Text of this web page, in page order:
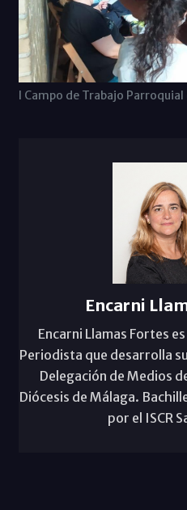
I Campo de Trabajo Parroquial
Encarni
Encarni Llamas Fortes
Periodista que desarrolla
Delegación de Medios
Diócesis de Málaga.
por el ISCR